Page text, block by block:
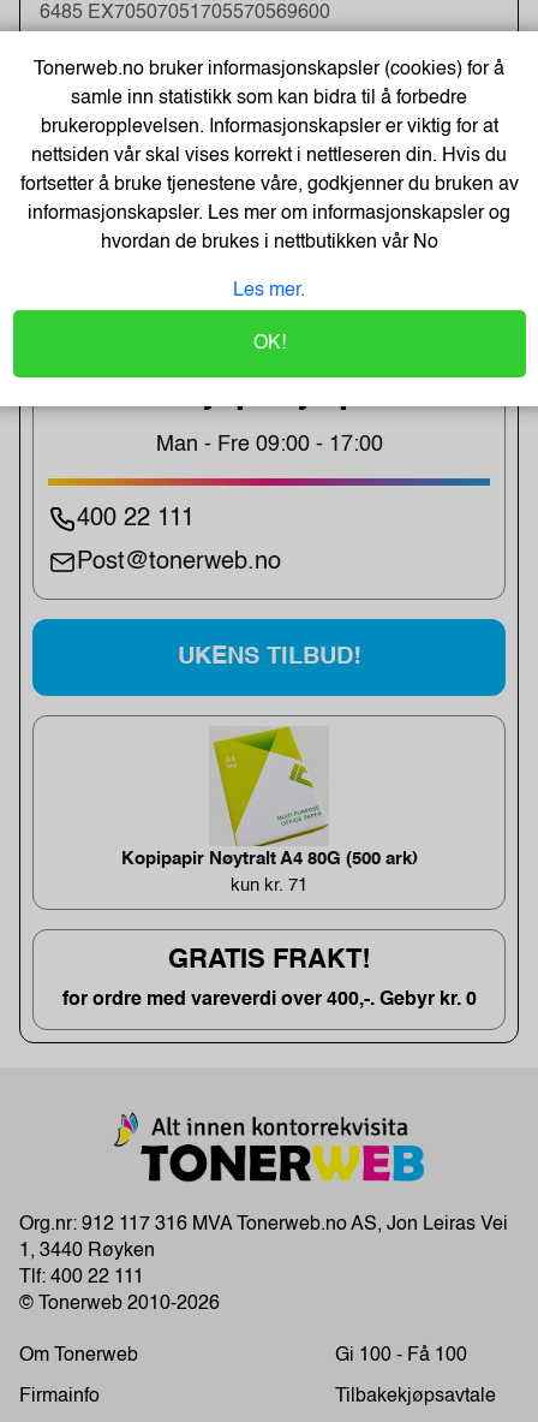
Man - Fre 09:00 - 17:00
400 22 111
Post@tonerweb.no
UKENS TILBUD!
Kopipapir Nøytralt A4 80G (500 ark)
kun kr. 71
GRATIS FRAKT!
for ordre med vareverdi over 400,-. Gebyr kr. 0
6485 EX70507051 705570569600
M
MP 1060 MP 1075
T
TDS 400
Org.nr: 912 117 316 MVA Tonerweb.no AS, Jon Leiras Vei
1, 3440 Røyken
Tlf: 400 22 111
© Tonerweb 2010-2026
Om Tonerweb
Firmainfo
Gi 100 - Få 100
Tilbakekjøpsavtale
Tonerweb.no bruker informasjonskapsler (cookies) for å
samle inn statistikk som kan bidra til å forbedre
brukeropplevelsen. Informasjonskapsler er viktig for at
nettsiden vår skal vises korrekt i nettleseren din. Hvis du
fortsetter å bruke tjenestene våre, godkjenner du bruken av
informasjonskapsler. Les mer om informasjonskapsler og
hvordan de brukes i nettbutikken vårNo
Les mer.
OK!